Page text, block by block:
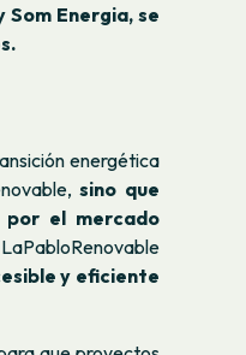
Energia, se
energética
sino que
por el mercado
y eficiente